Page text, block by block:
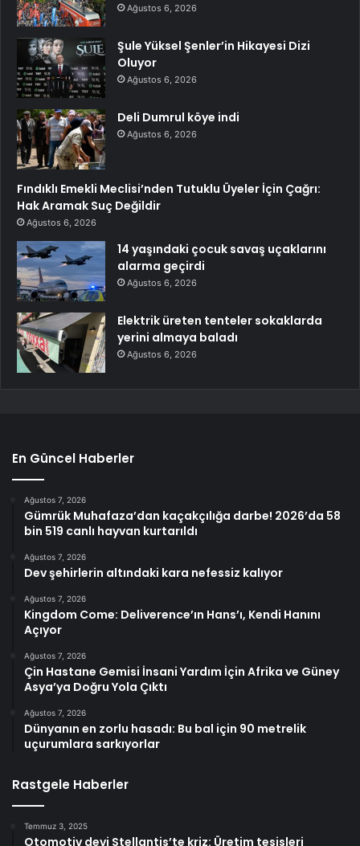
Ağustos 6, 2026
Şule Yüksel Şenler’in Hikayesi Dizi
Oluyor
Ağustos 6, 2026
Deli Dumrul köye indi
Ağustos 6, 2026
Fındıklı Emekli Meclisi’nden Tutuklu Üyeler İçin Çağrı:
Hak Aramak Suç Değildir
Ağustos 6, 2026
14 yaşındaki çocuk savaş uçaklarını
alarma geçirdi
Ağustos 6, 2026
Elektrik üreten tenteler sokaklarda
yerini almaya baladı
Ağustos 6, 2026
En Güncel Haberler
Ağustos 7, 2026
Gümrük Muhafaza’dan kaçakçılığa darbe! 2026’da 58
bin 519 canlı hayvan kurtarıldı
Ağustos 7, 2026
Dev şehirlerin altındaki kara nefessiz kalıyor
Ağustos 7, 2026
Kingdom Come: Deliverence’ın Hans’ı, Kendi Hanını
Açıyor
Ağustos 7, 2026
Çin Hastane Gemisi İnsani Yardım İçin Afrika ve Güney
Asya’ya Doğru Yola Çıktı
Ağustos 7, 2026
Dünyanın en zorlu hasadı: Bu bal için 90 metrelik
uçurumlara sarkıyorlar
Rastgele Haberler
Temmuz 3, 2025
Otomotiv devi Stellantis’te kriz: Üretim tesisleri